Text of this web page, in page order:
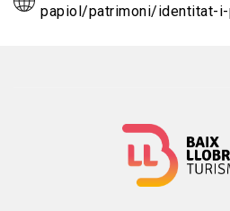
papiol/patrimoni/identitat-